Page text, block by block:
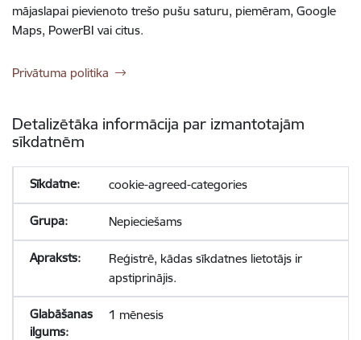
mājaslapai pievienoto trešo pušu saturu, piemēram, Google
Maps, PowerBI vai citus.
Privātuma politika
Detalizētāka informācija par izmantotajām
sīkdatnēm
cookie-agreed-categories
Nepieciešams
Reģistrē, kādas sīkdatnes lietotājs ir
apstiprinājis.
1 mēnesis